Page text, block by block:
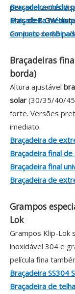
personalizados
Mais de 8 GW
em mais de 85
Braçadeira média
Braçadeira média
Conjunto
Braçadeiras
borda)
Altura ajustável
solar (30/35/40/
forte. Versões
imediato.
Braçadeira de
Braçadeira final de
Braçadeira final
Braçadeira de
Grampos
Lok
Grampos Klip-Lok
inoxidável 304 e
película fina
Braçadeira SS304
Braçadeira de